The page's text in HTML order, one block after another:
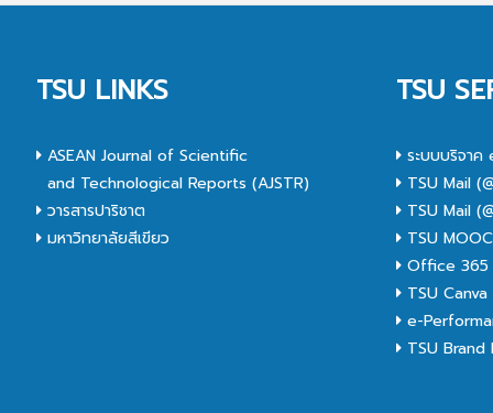
TSU LINKS
ASEAN Journal of Scientific
and Technological Reports (AJSTR)
วารสารปาริชาต
มหาวิทยาลัยสีเขียว
TSU
ระบบบริจา
TSU Mail
TSU Mail
TSU MOOC
Office 365
TSU
e-
TSU